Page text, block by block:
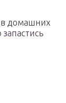
домашних